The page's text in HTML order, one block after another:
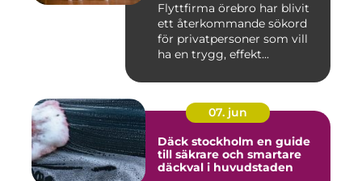
Flyttfirma örebro har blivit
ett återkommande sökord
för privatpersoner som vill
ha en trygg, effekt...
07. jun
Däck stockholm en guide
till säkrare och smartare
däckval i huvudstaden